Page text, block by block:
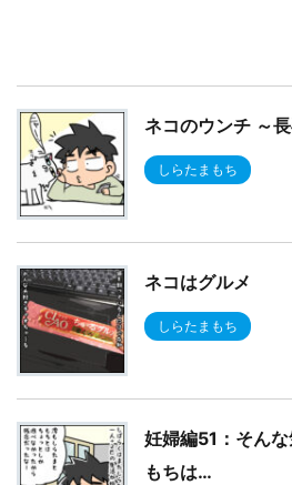
ネコのウンチ ～
しらたまもち
ネコはグルメ
しらたまもち
妊婦編51：そん
もちは…